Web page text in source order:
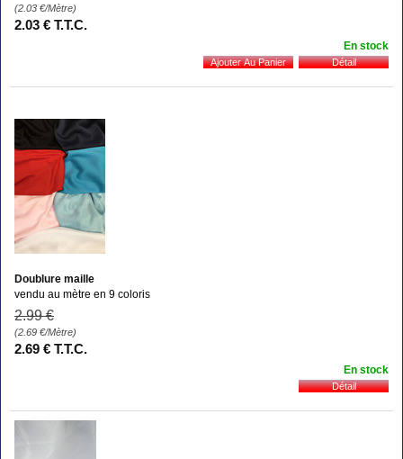
(2.03 €/Mètre)
2.03 € T.T.C.
En stock
Doublure maille
vendu au mètre en 9 coloris
2.99 €
(2.69 €/Mètre)
2.69 € T.T.C.
En stock